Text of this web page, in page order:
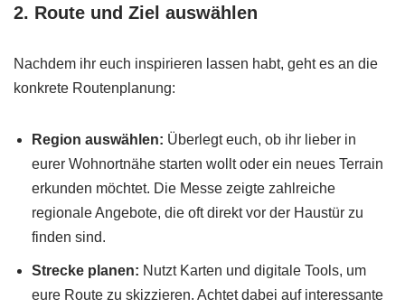
2. Route und Ziel auswählen
Nachdem ihr euch inspirieren lassen habt, geht es an die
konkrete Routenplanung:
Region auswählen: Überlegt euch, ob ihr lieber in
eurer Wohnortnähe starten wollt oder ein neues Terrain
erkunden möchtet. Die Messe zeigte zahlreiche
regionale Angebote, die oft direkt vor der Haustür zu
finden sind.
Strecke planen: Nutzt Karten und digitale Tools, um
eure Route zu skizzieren. Achtet dabei auf interessante